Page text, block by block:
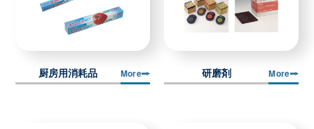
厨房用消耗品 More 研磨剤 More